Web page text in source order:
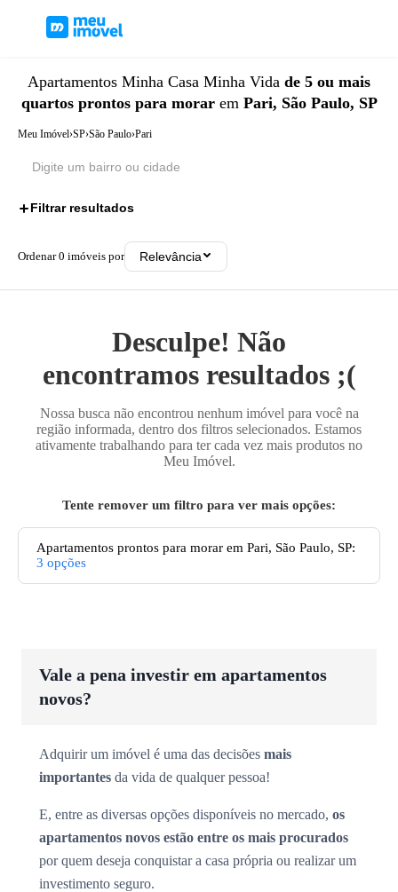
Apartamentos Minha Casa Minha Vida de 5 ou mais
quartos prontos para morar em Pari, São Paulo, SP
Meu Imóvel›SP›São Paulo›Pari
Filtrar resultados
Ordenar0 imóveis por Relevância
Desculpe! Não
encontramos resultados ;(
Nossa busca não encontrou nenhum imóvel para você na
região informada, dentro dos filtros selecionados. Estamos
ativamente trabalhando para ter cada vez mais produtos no
Meu Imóvel.
Tente remover um filtro para ver mais opções:
Apartamentos prontos para morar em Pari, São Paulo, SP:
3 opções
Vale a pena investir em apartamentos
novos?
Adquirir um imóvel é uma das decisões mais
importantes da vida de qualquer pessoa!
E, entre as diversas opções disponíveis no mercado, os
apartamentos novos estão entre os mais procurados
por quem deseja conquistar a casa própria ou realizar um
investimento seguro.